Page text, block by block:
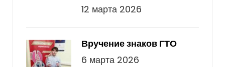
12 марта 2026
Вручение знаков ГТО
6 марта 2026